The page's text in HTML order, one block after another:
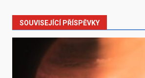
SOUVISEJÍCÍ PŘÍSPĚVKY